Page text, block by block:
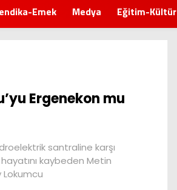
Emek Medya Eğitim-Kültür
Ergenekon mu
santraline karşı
kaybeden Metin
Lokumcu